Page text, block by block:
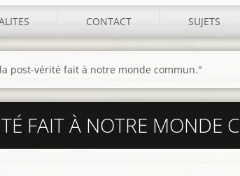
CONTACT SUJETS
post-vérité fait à notre monde commun."
FAIT À NOTRE MONDE